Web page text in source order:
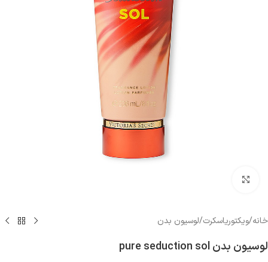
خانه/ویکتوریاسکرت/لوسیون بدن
لوسیون بدن pure seduction sol